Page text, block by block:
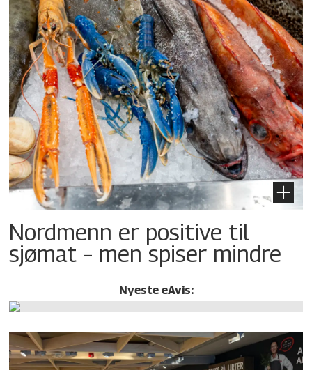
Nordmenn er positive til
sjømat – men spiser mindre
Nyeste eAvis: